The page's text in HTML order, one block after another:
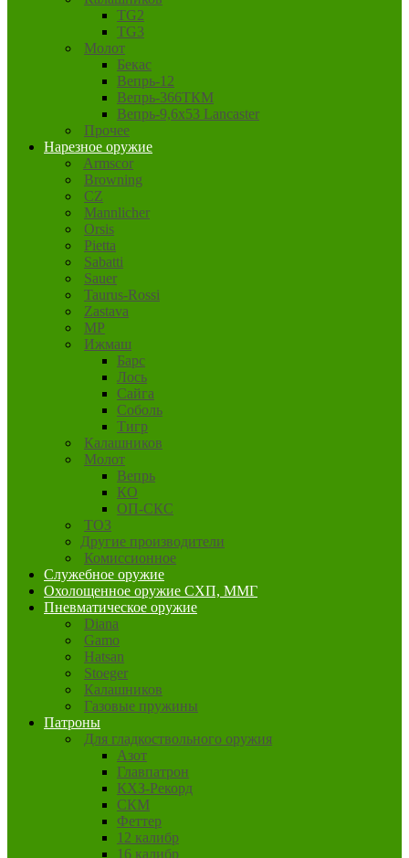
TG2
TG3
Молот
Бекас
Вепрь-12
Вепрь-366ТКМ
Вепрь-9,6х53 Lancaster
Прочее
Нарезное оружие
Armscor
Browning
CZ
Mannlicher
Orsis
Pietta
Sabatti
Sauer
Taurus-Rossi
Zastava
MP
Ижмаш
Барс
Лось
Сайга
Соболь
Тигр
Калашников
Молот
Вепрь
КО
ОП-СКС
ТОЗ
Другие производители
Комиссионное
Служебное оружие
Охолощенное оружие СХП, ММГ
Пневматическое оружие
Diana
Gamo
Hatsan
Stoeger
Калашников
Газовые пружины
Патроны
Для гладкоствольного оружия
Азот
Главпатрон
КХЗ-Рекорд
СКМ
Феттер
12 калибр
16 калибр